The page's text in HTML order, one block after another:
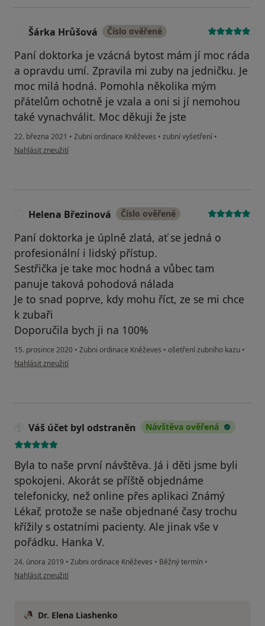
Šárka Hrůšová Číslo ověřené
Paní doktorka je vzácná bytost mám jí moc ráda
a opravdu umí. Zpravila mi zuby na jedničku. Je
moc milá hodná. Pomohla několika mým
přátelům ochotně je vzala a oni si jí nemohou
také vynachválit. Moc děkuji že jste
22. března 2021 • Zubni ordinace Kněževes • zubní vyšetření •
podle názoru uživatele Šárka Hrůšová
Nahlásit zneužití
Helena Březinová Číslo ověřené
Paní doktorka je úplně zlatá, ať se jedná o
profesionální i lidský přístup.
Sestřička je take moc hodná a vůbec tam
panuje taková pohodová nálada
Je to snad poprve, kdy mohu říct, ze se mi chce
k zubaři
Doporučila bych ji na 100%
15. prosince 2020 • Zubni ordinace Kněževes • ošetření zubního kazu •
podle názoru uživatele Helena Březinová
Nahlásit zneužití
Váš účet byl odstraněn Návštěva ověřená
Byla to naše první návštěva. Já i děti jsme byli
spokojeni. Akorát se příště objednáme
telefonicky, než online přes aplikaci Známý
Lékař, protože se naše objednané časy trochu
křížily s ostatními pacienty. Ale jinak vše v
pořádku. Hanka V.
24. února 2019 • Zubni ordinace Kněževes • Běžný termín •
podle názoru uživatele Váš účet byl odstraněn
Nahlásit zneužití
Dr. Elena Liashenko